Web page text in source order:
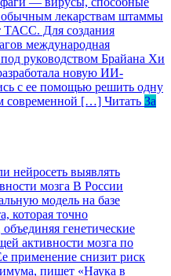
лекарствам штаммы
Для создания
международная
под руководством Брайана Хи
новую ИИ-
с ее помощью решить одну
современной […] Читать За
нейросеть выявлять
мозга В России
модель на базе
которая точно
генетические
активности мозга по
применение снизит риск
пишет «Наука в